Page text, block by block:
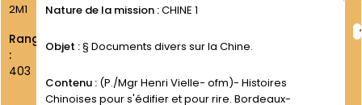
2M1
Rang
:
403
Nature de la mission :CHINE 1
Objet :§ Documents divers sur la Chine.
Contenu :(P./Mgr Henri Vielle- ofm)- Histoires
Chinoises pour s'édifier et pour rire. Bordeaux-